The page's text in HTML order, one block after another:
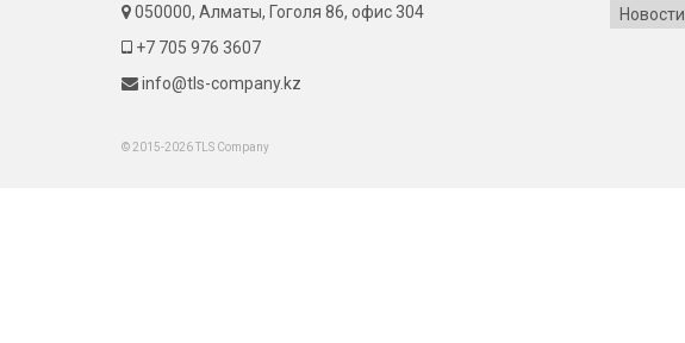
050000, Алматы, Гоголя 86, офис 304
+7 705 976 3607
info@tls-company.kz
Новости
© 2015-2026 TLS Company